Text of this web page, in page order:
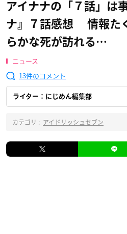
アイナナの「７話」は
ナ』７話感想 情報た
らかな死が訪れる…
ニュース
13
ライター：にじめん編集部
カテゴリ : アイドリッシュセブン